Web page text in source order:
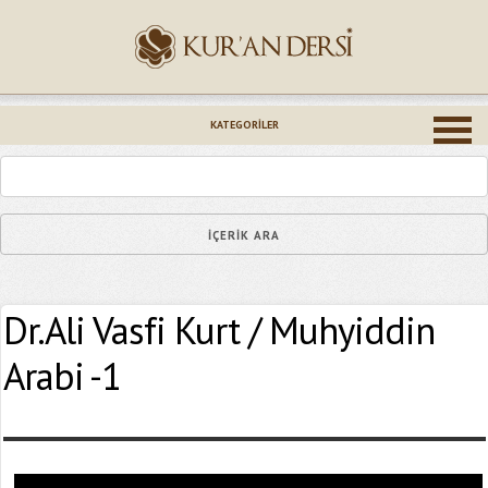
KATEGORILER
Dr.Ali Vasfi Kurt / Muhyiddin
Arabi -1
Epostanız (*)
Yaşadığınız Hatanın Ayrıntıları